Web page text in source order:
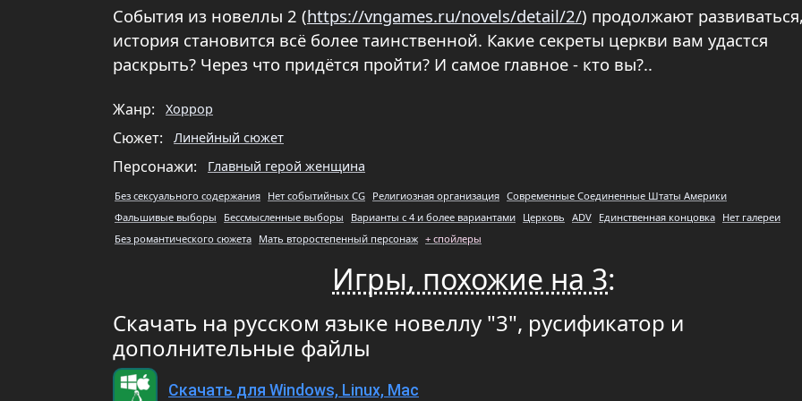
События из новеллы 2 (https://vngames.ru/novels/detail/2/) продолжают
история становится всё более таинственной. Какие секреты церкви вам удастся
раскрыть? Через что придётся пройти? И самое главное - кто вы?..
Жанр: Хоррор
Сюжет: Линейный сюжет
Персонажи: Главный герой женщина
Без сексуального содержания Нет событийных CG Религиозная организация Современные Соединенные Штаты Америки
Фальшивые выборы
Бессмысленные выборы Варианты с 4 и более вариантами Церковь ADV Единственная концовка Нет галереи
Без романтического сюжета Мать второстепенный персонаж + спойлеры
Игры, похожие на 3:
Скачать на русском языке новеллу "3", русификатор и
дополнительные файлы
Скачать для Windows, Linux, Mac